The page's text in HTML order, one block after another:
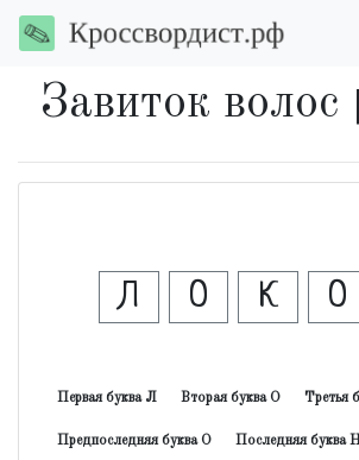
Завиток волос
Л О К О
Первая буква Л Вторая буква О Третья
Предпоследняя буква О Последняя буква